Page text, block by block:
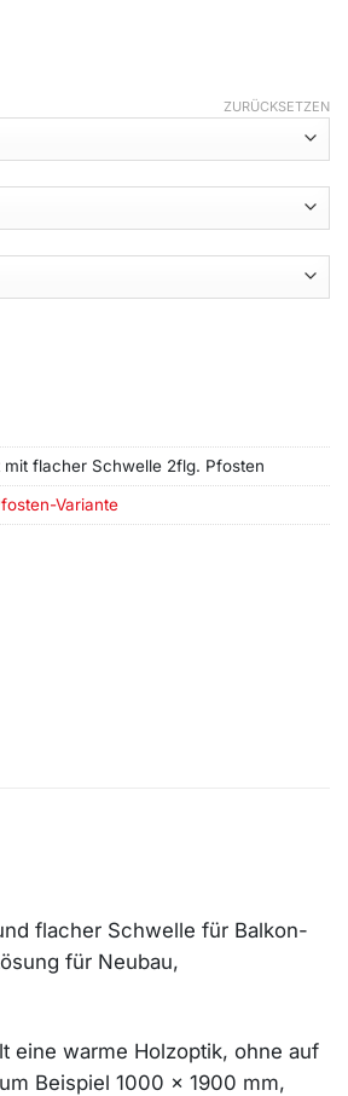
ZURÜCKSETZEN
flacher Schwelle 2flg. Pfosten
Variante
flacher Schwelle für Balkon-
für Neubau,
eine warme Holzoptik, ohne auf
Beispiel 1000 x 1900 mm,